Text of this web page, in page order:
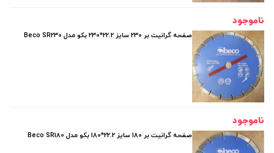
ناموجود
صفحه گرانیت بر 230 سایز 22.2*230 بکو مدل Beco SR230
ناموجود
صفحه گرانیت بر 180 سایز 22.2*180 بکو مدل Beco SR180